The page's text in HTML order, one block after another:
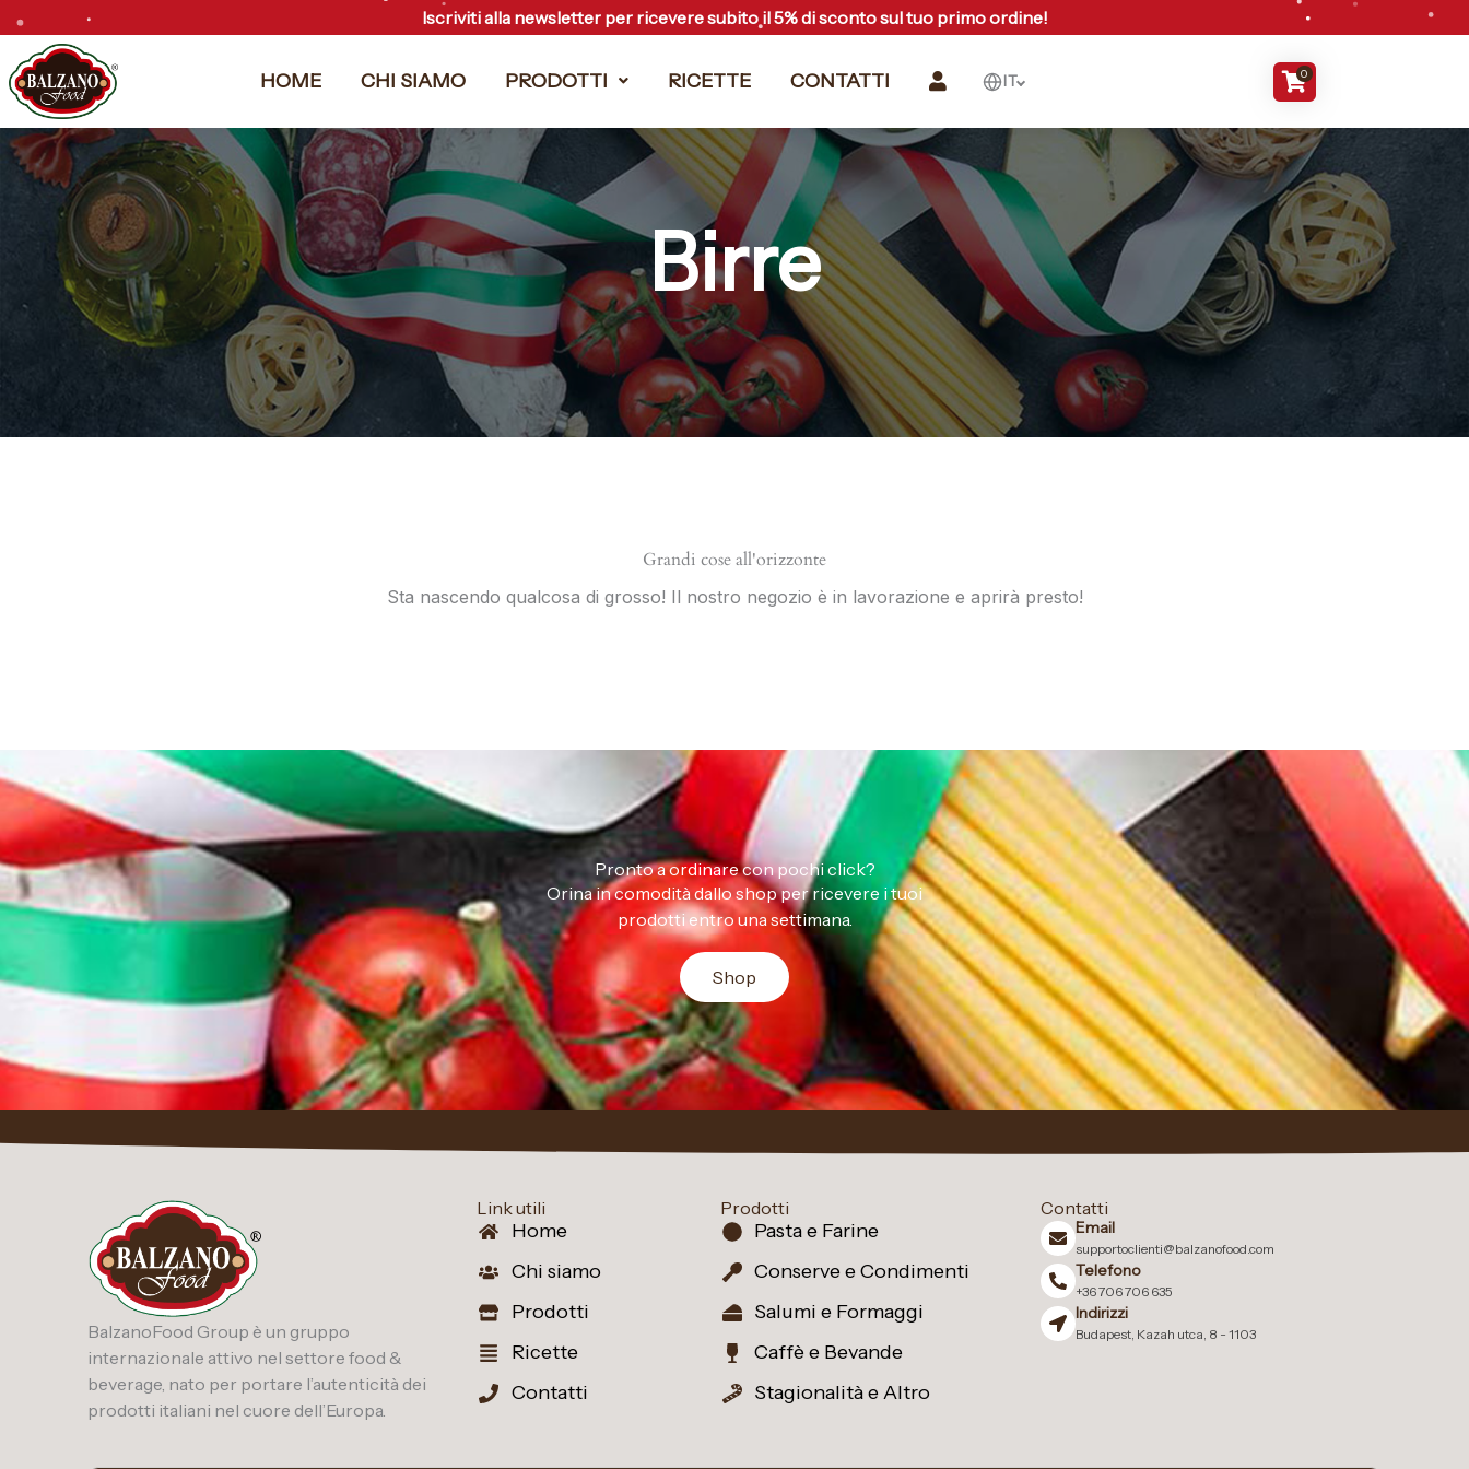
al
contenuto
Iscriviti alla newsletter per ricevere subito il 5% di sconto sul tuo primo ordine!
HOME CHI SIAMO PRODOTTI RICETTE CONTATTI IT 0
Birre
Grandi cose all'orizzonte
Sta nascendo qualcosa di grosso! Il nostro negozio è in lavorazione e aprirà presto!
Pronto a ordinare con pochi click?
Orina in comodità dallo shop per ricevere i tuoi
prodotti entro una settimana.
Shop
BalzanoFood Group è un gruppo
internazionale attivo nel settore food &
beverage, nato per portare l’autenticità dei
prodotti italiani nel cuore dell’Europa.
Link utili
Home
Chi siamo
Prodotti
Ricette
Contatti
Prodotti
Pasta e Farine
Conserve e Condimenti
Salumi e Formaggi
Caffè e Bevande
Stagionalità e Altro
Contatti
Email
supportoclienti@balzanofood.com
Telefono
+36 706 706 635
Indirizzi
Budapest, Kazah utca, 8 - 1103